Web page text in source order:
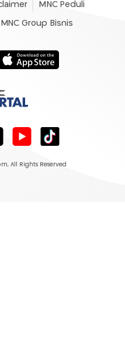
MNC Peduli
MNC Group Bisnis
, All Rights Reserved